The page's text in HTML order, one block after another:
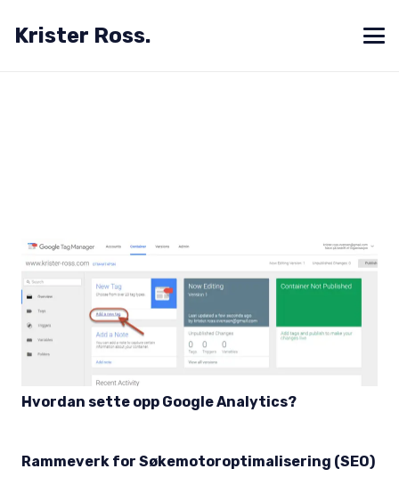
Krister Ross.
Hvordan sette opp Google Analytics?
Rammeverk for Søkemotoroptimalisering (SEO)